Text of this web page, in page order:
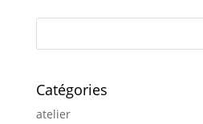
Catégories
atelier